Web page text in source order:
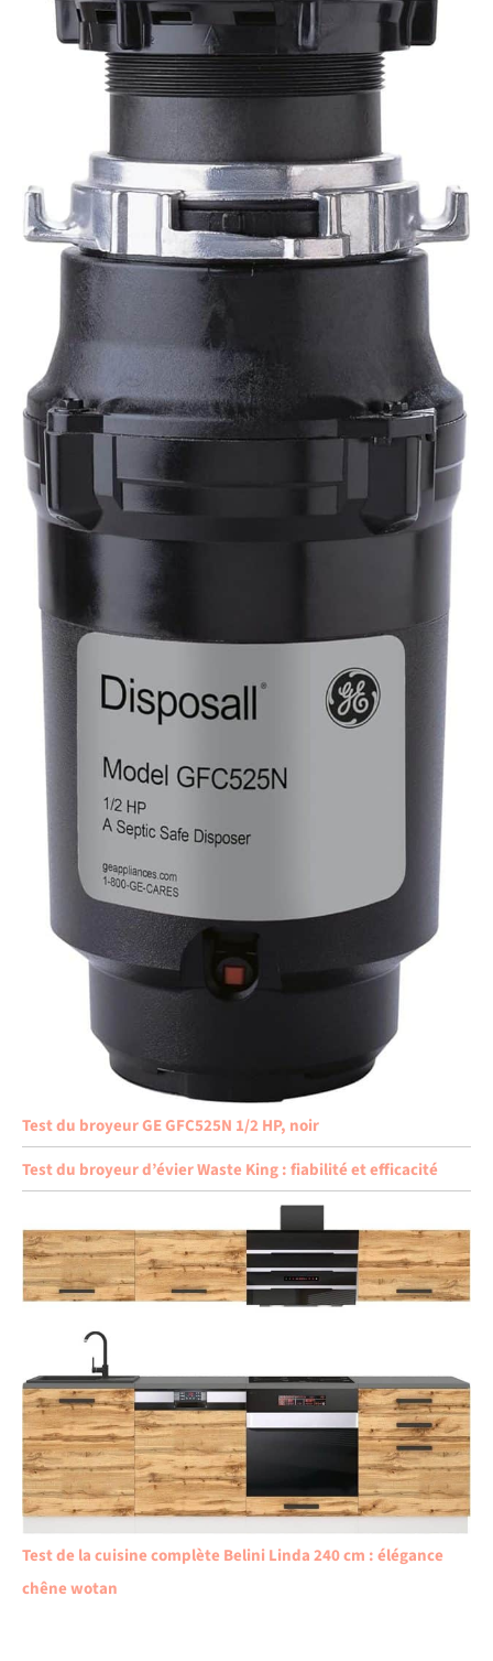
Test du broyeur GE GFC525N 1/2 HP, noir
Test du broyeur d’évier Waste King : fiabilité et efficacité
Test de la cuisine complète Belini Linda 240 cm : élégance
chêne wotan